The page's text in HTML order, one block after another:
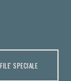
SPECIALE